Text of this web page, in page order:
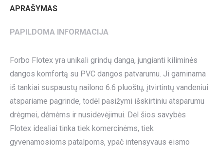
APRAŠYMAS
PAPILDOMA INFORMACIJA
Forbo Flotex yra unikali grindų danga, jungianti kiliminės
dangos komfortą su PVC dangos patvarumu. Ji gaminama
iš tankiai suspaustų nailono 6.6 pluoštų, įtvirtintų vandeniui
atspariame pagrinde, todėl pasižymi išskirtiniu atsparumu
drėgmei, dėmėms ir nusidėvėjimui. Dėl šios savybės
Flotex idealiai tinka tiek komercinėms, tiek
gyvenamosioms patalpoms, ypač intensyvaus eismo